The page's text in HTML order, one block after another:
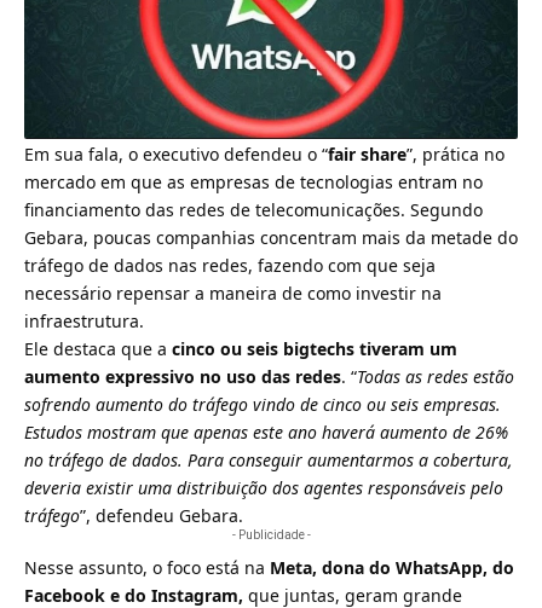
Em sua fala, o executivo defendeu o “fair share”, prática no
mercado em que as empresas de tecnologias entram no
financiamento das redes de telecomunicações. Segundo
Gebara, poucas companhias concentram mais da metade do
tráfego de dados nas redes, fazendo com que seja
necessário repensar a maneira de como investir na
infraestrutura.
Ele destaca que a cinco ou seis bigtechs tiveram um
aumento expressivo no uso das redes. “Todas as redes estão
sofrendo aumento do tráfego vindo de cinco ou seis empresas.
Estudos mostram que apenas este ano haverá aumento de 26%
no tráfego de dados. Para conseguir aumentarmos a cobertura,
deveria existir uma distribuição dos agentes responsáveis pelo
tráfego”, defendeu Gebara.
- Publicidade -
Nesse assunto, o foco está na Meta, dona do WhatsApp, do
Facebook e do Instagram, que juntas, geram grande